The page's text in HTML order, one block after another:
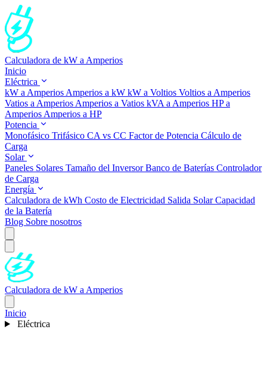
Calculadora de kW a Amperios
Inicio
Eléctrica
kW a Amperios Amperios a kW kW a Voltios Voltios a Amperios
Vatios a Amperios Amperios a Vatios kVA a Amperios HP a
Amperios Amperios a HP
Potencia
Monofásico Trifásico CA vs CC Factor de Potencia Cálculo de
Carga
Solar
Paneles Solares Tamaño del InversorBanco de Baterías Controlador
de Carga
Energía
Calculadora de kWh Costo de Electricidad Salida SolarCapacidad
de la Batería
Blog Sobre nosotros
Calculadora de kW a Amperios
Inicio
Eléctrica